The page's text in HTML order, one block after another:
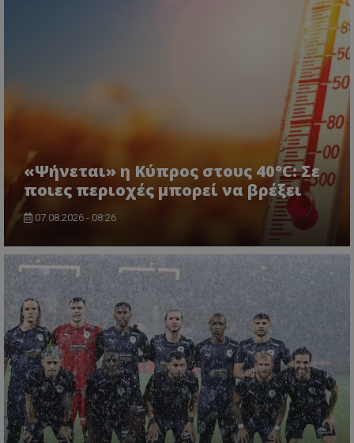
«Ψήνεται» η Κύπρος στους 40°C: Σε
ποιες περιοχές μπορεί να βρέξει
07.08.2026 - 08:26